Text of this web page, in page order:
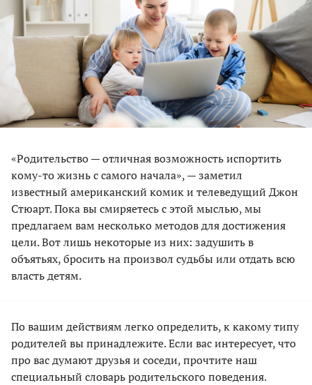
«Родительство — отличная возможность испортить
кому-то жизнь с самого начала», — заметил
известный американский комик и телеведущий Джон
Стюарт. Пока вы смиряетесь с этой мыслью, мы
предлагаем вам несколько методов для достижения
цели. Вот лишь некоторые из них: задушить в
объятьях, бросить на произвол судьбы или отдать всю
власть детям.
По вашим действиям легко определить, к какому типу
родителей вы принадлежите. Если вас интересует, что
про вас думают друзья и соседи, прочтите наш
специальный словарь родительского поведения.